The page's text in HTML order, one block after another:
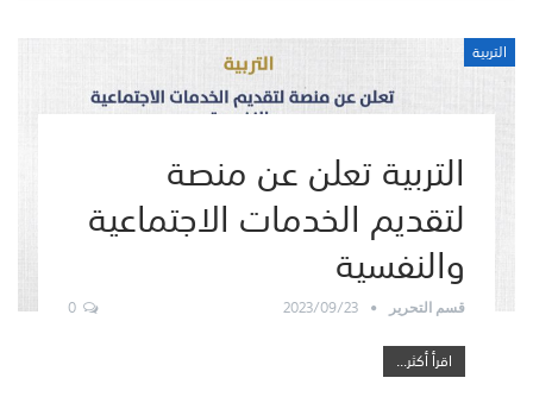
التربية
التربية تعلن عن منصة
لتقديم الخدمات الاجتماعية
والنفسية
قسم التحرير 2023/09/23
0
اقرأ أكثر...